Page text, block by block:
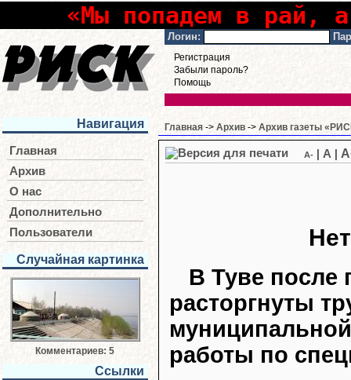
«Мы попадем в рай,
Логин:
Регистрация
Забыли пароль?
Помощь
Навигация
Главная
Архив
О нас
Дополнительно
Пользователи
Случайная картинка
Комментариев: 5
Ссылки
Главная -> Архив -> Архив газеты
A- A
В Туве после
расторгнуты
работы по